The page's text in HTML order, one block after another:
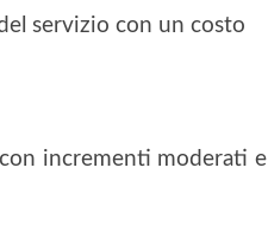
servizio con un costo
incrementi moderati e